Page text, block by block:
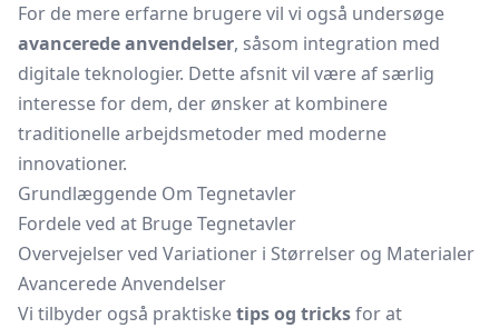
For de mere erfarne brugere vil vi også undersøge
avancerede anvendelser, såsom integration med
digitale teknologier. Dette afsnit vil være af særlig
interesse for dem, der ønsker at kombinere
traditionelle arbejdsmetoder med moderne
innovationer.
Grundlæggende Om Tegnetavler
Fordele ved at Bruge Tegnetavler
Overvejelser ved Variationer i Størrelser og Materialer
Avancerede Anvendelser
Vi tilbyder også praktisketips og tricksfor at